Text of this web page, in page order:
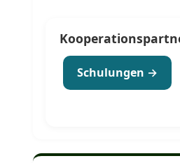
Schulungen →